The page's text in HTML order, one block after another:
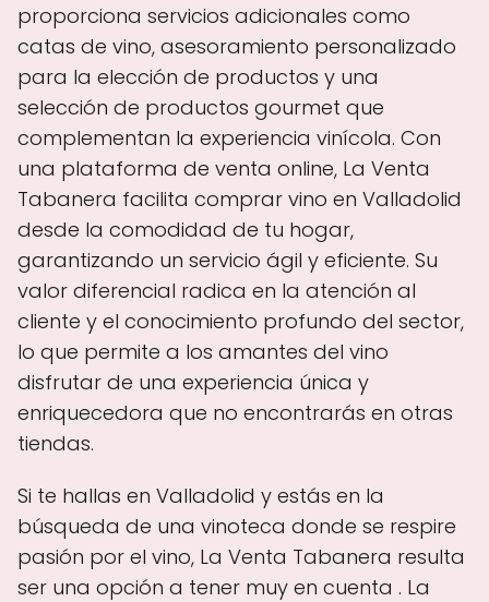
proporciona servicios adicionales como
catas de vino, asesoramiento personalizado
para la elección de productos y una
selección de productos gourmet que
complementan la experiencia vinícola. Con
una plataforma de venta online, La Venta
Tabanera facilita comprar vino en Valladolid
desde la comodidad de tu hogar,
garantizando un servicio ágil y eficiente. Su
valor diferencial radica en la atención al
cliente y el conocimiento profundo del sector,
lo que permite a los amantes del vino
disfrutar de una experiencia única y
enriquecedora que no encontrarás en otras
tiendas.
Si te hallas en Valladolid y estás en la
búsqueda de una vinoteca donde se respire
pasión por el vino, La Venta Tabanera resulta
ser una opción a tener muy en cuenta . La